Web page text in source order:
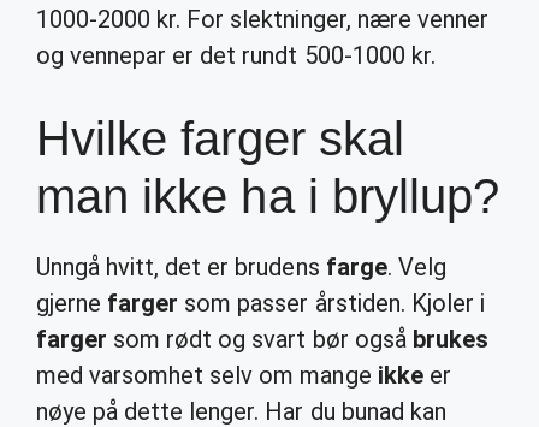
1000-2000 kr. For slektninger, nære venner
og vennepar er det rundt 500-1000 kr.
Hvilke farger skal
man ikke ha i bryllup?
Unngå hvitt, det er brudens farge. Velg
gjerne farger som passer årstiden. Kjoler i
farger som rødt og svart bør også brukes
med varsomhet selv om mange ikkeer
nøye på dette lenger. Har du bunad kan